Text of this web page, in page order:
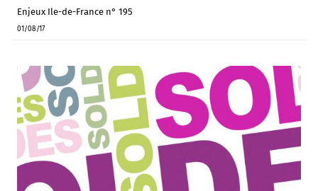
Enjeux Ile-de-France n° 195
01/08/17